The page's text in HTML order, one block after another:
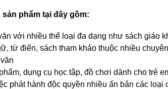
sản phẩm tại đây gồm:
với nhiều thể loại đa dạng như sách giáo
từ điển, sách tham khảo thuộc nhiều
dụng cụ học tập, đồ chơi dành cho trẻ
phát hành độc quyền nhiều ấn bản các loại